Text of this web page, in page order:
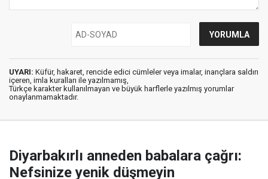
UYARI: Küfür, hakaret, rencide edici cümleler veya imalar, inançlara saldırı
içeren, imla kuralları ile yazılmamış,
Türkçe karakter kullanılmayan ve büyük harflerle yazılmış yorumlar
onaylanmamaktadır.
Diyarbakırlı anneden babalara çağrı:
Nefsinize yenik düşmeyin